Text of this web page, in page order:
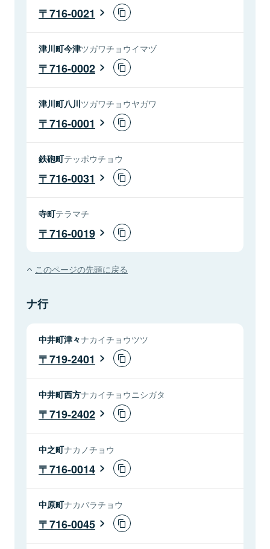
716-0021
津川町今津ツガワチョウイマヅ
716-0002
津川町八川ツガワチョウヤガワ
716-0001
鉄砲町テッポウチョウ
716-0031
寺町テラマチ
716-0019
このページの先頭に戻る
ナ行
中井町津々ナカイチョウツツ
719-2401
中井町西方ナカイチョウニシガタ
719-2402
中之町ナカノチョウ
716-0014
中原町ナカバラチョウ
716-0045